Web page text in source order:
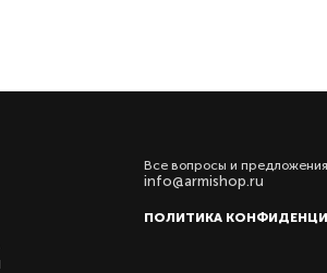
Все вопросы и
info@armishop.ru
ПОЛИТИКА